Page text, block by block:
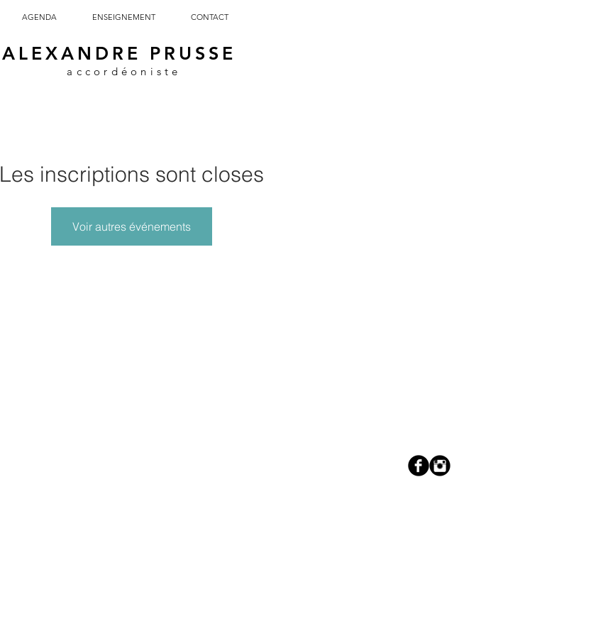
AGENDA ENSEIGNEMENT CONTACT
ALEXANDRE PRUSSE
accordéoniste
Les inscriptions sont closes
Voir autres événements